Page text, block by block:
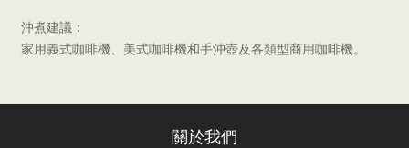
沖煮建議：
家用義式咖啡機、美式咖啡機和手沖壺及各類型商用咖啡機。
關於我們